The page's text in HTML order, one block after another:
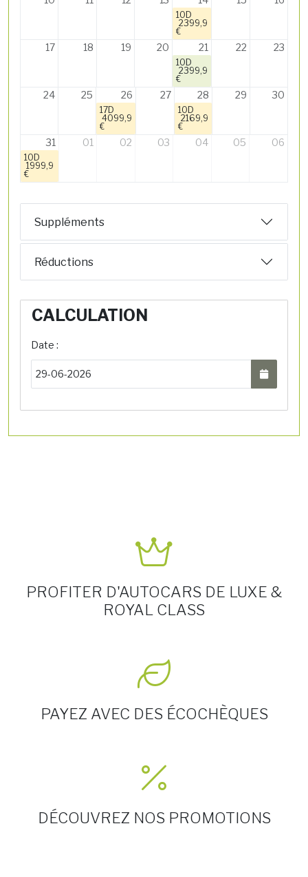
10D
2399,9
€
17 18 19 20 21
10D
2399,9
€
22 23
24 25 26
17D
4099,9
€
27 28
10D
2169,9
€
29 30
31
10D
1999,9
€
01 02 03 04 05 06
Suppléments
Réductions
CALCULATION
Date :
PROFITER D'AUTOCARS DE LUXE &
ROYAL CLASS
PAYEZ AVEC DES ÉCOCHÈQUES
DÉCOUVREZ NOS PROMOTIONS